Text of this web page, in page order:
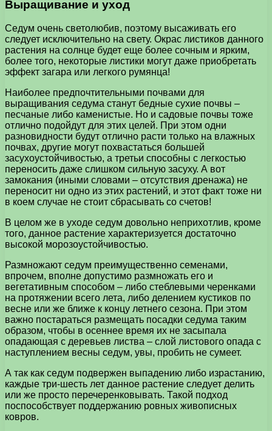
Выращивание и уход
Седум очень светолюбив, поэтому высаживать его
следует исключительно на свету. Окрас листиков данного
растения на солнце будет еще более сочным и ярким,
более того, некоторые листики могут даже приобретать
эффект загара или легкого румянца!
Наиболее предпочтительными почвами для
выращивания седума станут бедные сухие почвы –
песчаные либо каменистые. Но и садовые почвы тоже
отлично подойдут для этих целей. При этом одни
разновидности будут отлично расти только на влажных
почвах, другие могут похвастаться большей
засухоустойчивостью, а третьи способны с легкостью
переносить даже слишком сильную засуху. А вот
замокания (иными словами – отсутствия дренажа) не
переносит ни одно из этих растений, и этот факт тоже ни
в коем случае не стоит сбрасывать со счетов!
В целом же в уходе седум довольно неприхотлив, кроме
того, данное растение характеризуется достаточно
высокой морозоустойчивостью.
Размножают седум преимущественно семенами,
впрочем, вполне допустимо размножать его и
вегетативным способом – либо стеблевыми черенками
на протяжении всего лета, либо делением кустиков по
весне или же ближе к концу летнего сезона. При этом
важно постараться размещать посадки седума таким
образом, чтобы в осеннее время их не засыпала
опадающая с деревьев листва – слой листового опада с
наступлением весны седум, увы, пробить не сумеет.
А так как седум подвержен выпадению либо израстанию,
каждые три-шесть лет данное растение следует делить
или же просто перечеренковывать. Такой подход
поспособствует поддержанию ровных живописных
ковров.